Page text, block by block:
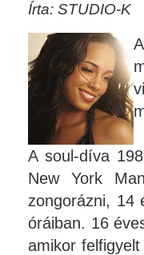
Írta: STUDIO-K
A soul-díva
New York
zongorázni, 14
óráiban. 16
amikor